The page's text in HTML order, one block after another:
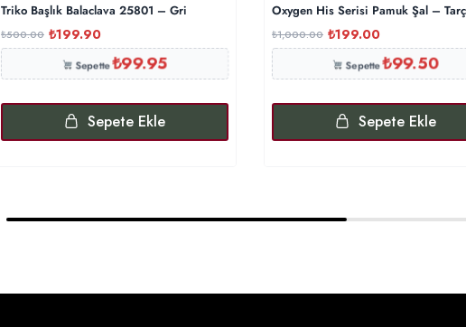
Triko Başlık Balaclava 25801 – Gri
₺500.00 ₺199.90
Sepette₺99.95
Sepete Ekle
Oxygen His Serisi Pamuk Şal –
₺1,000.00 ₺199.00
Sepette₺99.50
Sepete Ekle